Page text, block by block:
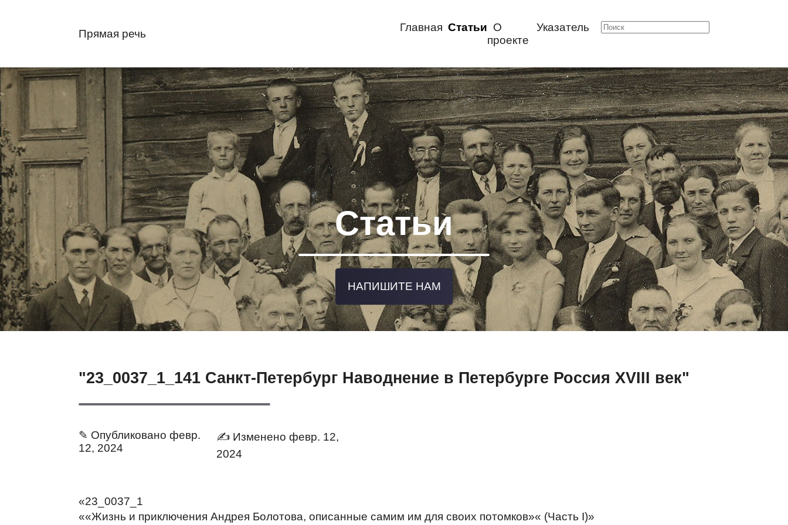
Прямая речь
Главная Статьи О
проекте
Указатель
Статьи
НАПИШИТЕ НАМ
"23_0037_1_141 Санкт-Петербург Наводнение в Петербурге Россия XVIII век"
✎ Опубликовано февр.
12, 2024
✍ Изменено февр. 12,
2024
«23_0037_1
««Жизнь и приключения Андрея Болотова, описанные самим им для своих потомков»« (Часть I)»